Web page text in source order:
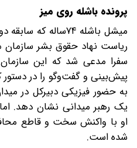
پرونده باشله روی میز
میشل باشله ۷۴ساله
ریاست نهاد حقوق بشر سازمان
سفرا مدعی شد که این سازمان
پیش‌بینی و گفت‌وگو را در دستور
به حضور فیزیکی دبیرکل در
یک رهبر میدانی نشان دهد. اما
او با واکنش سخت و قاطع
شده است.